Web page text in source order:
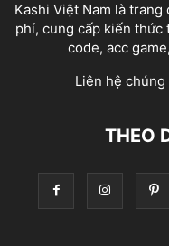
Kashi Việt Nam là
phí, cung cấp kiến thức
code, acc
Liên hệ chúng
THEO